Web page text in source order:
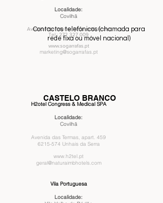
Localidade:
Covilhã
Avenida Frei Heitor Pinto nr16, 6ºdto
Tel.: 272 327 009
www.sogarrafas.pt
marketing@sogarrafas.pt
Contactos telefónicos (chamada para
rede fixa ou móvel nacional)
H2otel Congress & Medical SPA
Localidade:
Covilhã
Avenida das Termas, apart. 459
6215-574 Unhais da Serra
www.h2tel.pt
geral@naturaimbhotels.com
CASTELO BRANCO
Vila Portuguesa
Localidade: